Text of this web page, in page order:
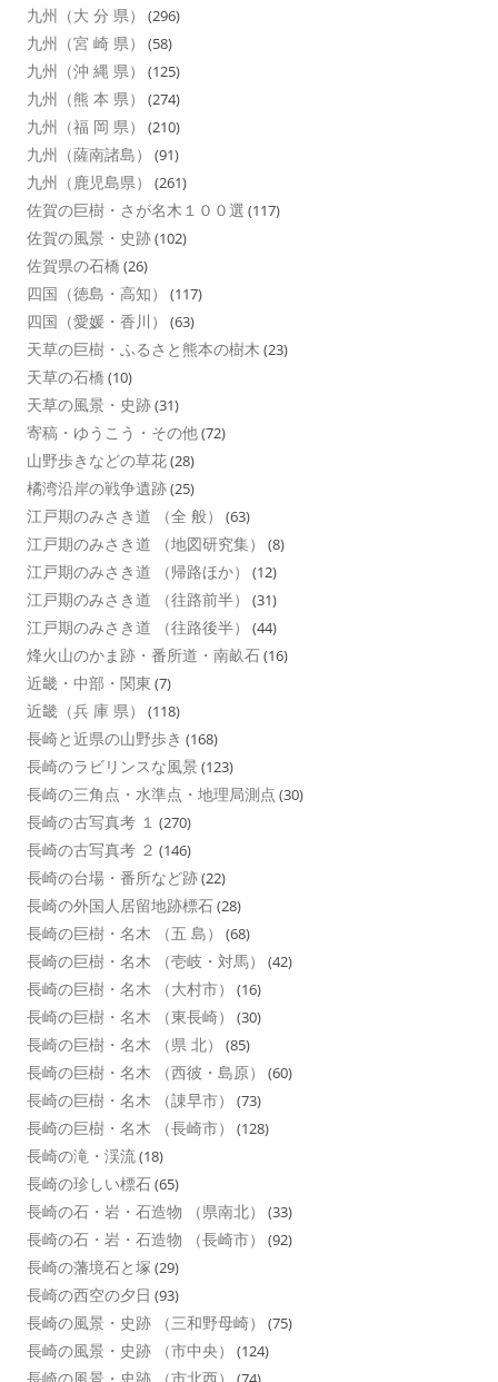
九州（大 分 県） (296)
九州（宮 崎 県） (58)
九州（沖 縄 県） (125)
九州（熊 本 県） (274)
九州（福 岡 県） (210)
九州（薩南諸島） (91)
九州（鹿児島県） (261)
佐賀の巨樹・さが名木１００選 (117)
佐賀の風景・史跡(102)
佐賀県の石橋 (26)
四国（徳島・高知） (117)
四国（愛媛・香川） (63)
天草の巨樹・ふるさと熊本の樹木 (23)
天草の石橋 (10)
天草の風景・史跡(31)
寄稿・ゆうこう・その他(72)
山野歩きなどの草花(28)
橘湾沿岸の戦争遺跡(25)
江戸期のみさき道 （全 般） (63)
江戸期のみさき道 （地図研究集） (8)
江戸期のみさき道 （帰路ほか） (12)
江戸期のみさき道 （往路前半） (31)
江戸期のみさき道 （往路後半） (44)
烽火山のかま跡・番所道・南畝石(16)
近畿・中部・関東 (7)
近畿（兵 庫 県） (118)
長崎と近県の山野歩き (168)
長崎のラビリンスな風景 (123)
長崎の三角点・水準点・地理局測点 (30)
長崎の古写真考 １ (270)
長崎の古写真考 ２ (146)
長崎の台場・番所など跡(22)
長崎の外国人居留地跡標石(28)
長崎の巨樹・名木 （五 島） (68)
長崎の巨樹・名木 （壱岐・対馬） (42)
長崎の巨樹・名木 （大村市） (16)
長崎の巨樹・名木 （東長崎） (30)
長崎の巨樹・名木 （県 北） (85)
長崎の巨樹・名木 （西彼・島原） (60)
長崎の巨樹・名木 （諌早市） (73)
長崎の巨樹・名木 （長崎市） (128)
長崎の滝・渓流(18)
長崎の珍しい標石(65)
長崎の石・岩・石造物 （県南北） (33)
長崎の石・岩・石造物 （長崎市） (92)
長崎の藩境石と塚 (29)
長崎の西空の夕日 (93)
長崎の風景・史跡 （三和野母崎） (75)
長崎の風景・史跡 （市中央） (124)